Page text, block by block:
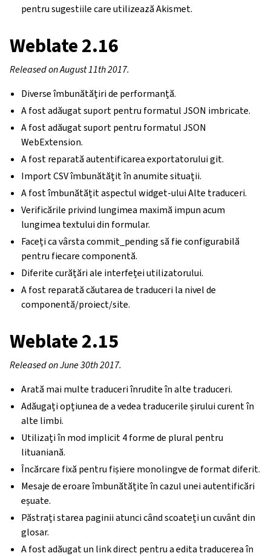
pentru sugestiile care utilizează Akismet.
Weblate 2.16
Released on August 11th 2017.
Diverse îmbunătățiri de performanță.
A fost adăugat suport pentru formatul JSON imbricate.
A fost adăugat suport pentru formatul JSON
WebExtension.
A fost reparată autentificarea exportatorului git.
Import CSV îmbunătățit în anumite situații.
A fost îmbunătățit aspectul widget-ului Alte traduceri.
Verificările privind lungimea maximă impun acum
lungimea textului din formular.
Faceți ca vârsta commit_pending să fie configurabilă
pentru fiecare componentă.
Diferite curățări ale interfeței utilizatorului.
A fost reparată căutarea de traduceri la nivel de
componentă/proiect/site.
Weblate 2.15
Released on June 30th 2017.
Arată mai multe traduceri înrudite în alte traduceri.
Adăugați opțiunea de a vedea traducerile șirului curent în
alte limbi.
Utilizați în mod implicit 4 forme de plural pentru
lituaniană.
Încărcare fixă pentru fișiere monolingve de format diferit.
Mesaje de eroare îmbunătățite în cazul unei autentificări
eșuate.
Păstrați starea paginii atunci când scoateți un cuvânt din
glosar.
A fost adăugat un link direct pentru a edita traducerea în